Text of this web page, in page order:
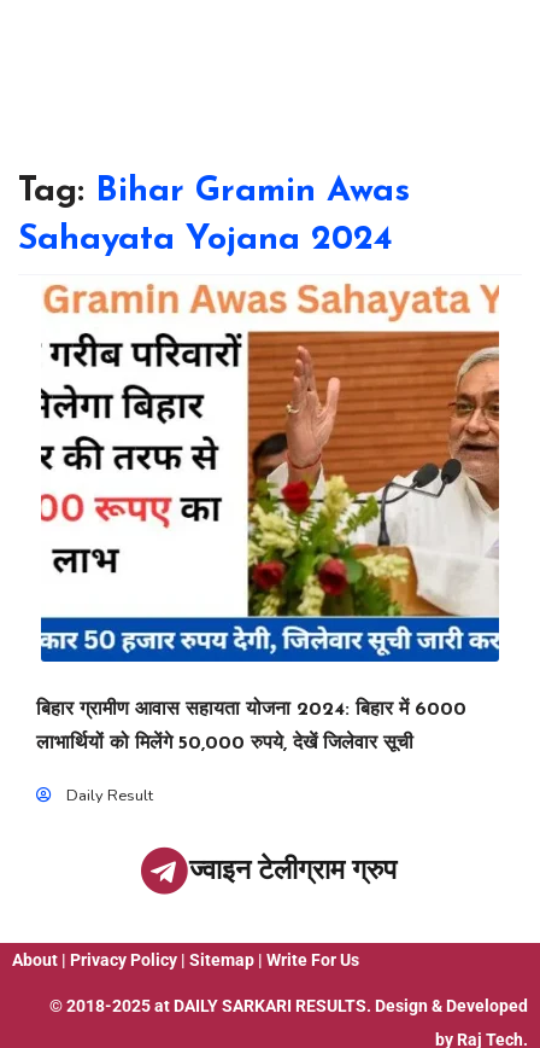
Tag: Bihar Gramin Awas
Sahayata Yojana 2024
बिहार ग्रामीण आवास सहायता योजना 2024: बिहार में 6000
लाभार्थियों को मिलेंगे 50,000 रुपये, देखें जिलेवार सूची
Daily Result
ज्वाइन टेलीग्राम ग्रुप
About | Privacy Policy | Sitemap | Write For Us
© 2018-2025 at DAILY SARKARI RESULTS. Design & Developed
by Raj Tech.